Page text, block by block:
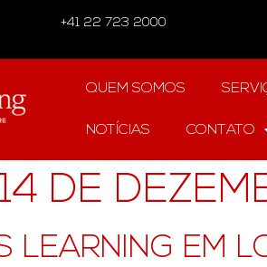
+41 22 723 2000
QUEM SOMOS
NOTÍCIAS CONTATO
14 DE
LEARNING EM